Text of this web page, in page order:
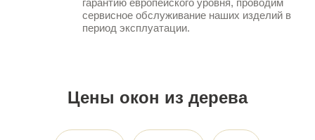
гарантию европейского уровня, проводим
сервисное обслуживание наших изделий в
период эксплуатации.
Цены окон из дерева